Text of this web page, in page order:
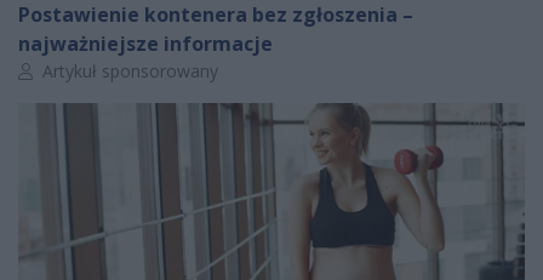
Postawienie kontenera bez zgłoszenia –
najważniejsze informacje
Autor artykułu:
Artykuł sponsorowany